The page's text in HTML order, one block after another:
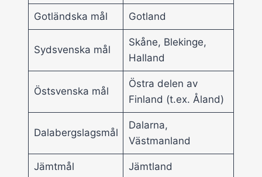
Gotländska mål Gotland
Sydsvenska mål
Skåne, Blekinge,
Halland
Östsvenska mål
Östra delen av
Finland (t.ex. Åland)
Dalabergslagsmål
Dalarna,
Västmanland
Jämtmål Jämtland